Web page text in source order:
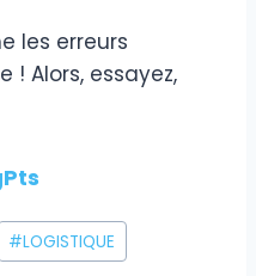
les erreurs
! Alors, essayez,
#LOGISTIQUE